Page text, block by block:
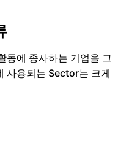
동에 종사하는 기업을 그
사용되는 Sector는 크게